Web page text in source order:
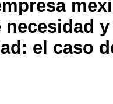
necesidad
el caso